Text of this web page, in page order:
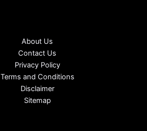
About Us
Contact Us
Privacy Policy
Terms and Conditions
Disclaimer
Sitemap